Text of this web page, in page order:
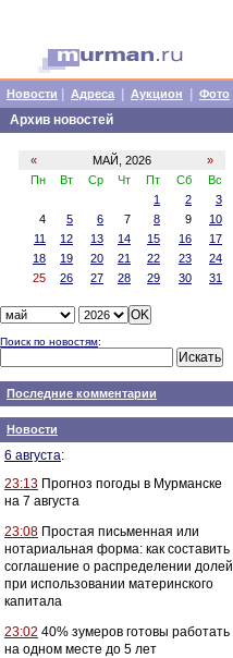
Новости Адреса Аукцион Фото
Архив новостей
« МАЙ, 2026
»
Пн
Вт Ср Чт Пт Сб
Вс
1
2
3
4
5 6 7 8 9
10
11
12 13 14 15 16
17
18
19 20 21 22 23
24
25
26 27 28 29 30 31
Поиск по новостям:
Последние комментарии
Новости
6 августа:
23:13 Прогноз погоды в Мурманске
на 7 августа
23:08 Простая письменная или
нотариальная форма: как составить
соглашение о распределении долей
при использовании материнского
капитала
23:02 40% зумеров готовы работать
на одном месте до 5 лет